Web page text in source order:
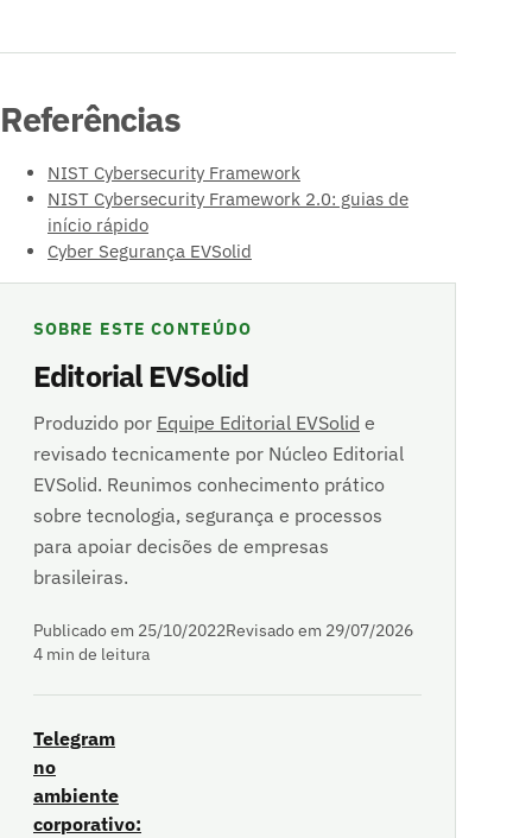
Referências
NIST Cybersecurity Framework
NIST Cybersecurity Framework 2.0: guias de
início rápido
Cyber Segurança EVSolid
SOBRE ESTE CONTEÚDO
Editorial EVSolid
Produzido por Equipe Editorial EVSolid e
revisado tecnicamente por Núcleo Editorial
EVSolid. Reunimos conhecimento prático
sobre tecnologia, segurança e processos
para apoiar decisões de empresas
brasileiras.
Publicado em 25/10/2022Revisado em 29/07/2026
4 min de leitura
Telegram
no
ambiente
corporativo: